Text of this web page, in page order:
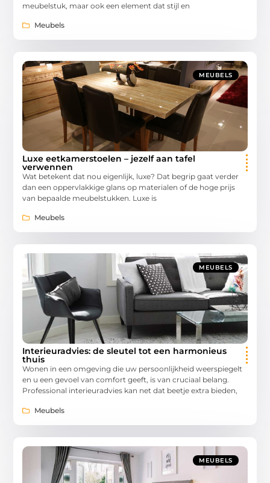
meubelstuk, maar ook een element dat stijl en
Meubels
MEUBELS
Luxe eetkamerstoelen – jezelf aan tafel
verwennen
Wat betekent dat nou eigenlijk, luxe? Dat begrip gaat verder
dan een oppervlakkige glans op materialen of de hoge prijs
van bepaalde meubelstukken. Luxe is
Meubels
MEUBELS
Interieuradvies: de sleutel tot een harmonieus
thuis
Wonen in een omgeving die uw persoonlijkheid weerspiegelt
en u een gevoel van comfort geeft, is van cruciaal belang.
Professional interieuradvies kan net dat beetje extra bieden,
Meubels
MEUBELS